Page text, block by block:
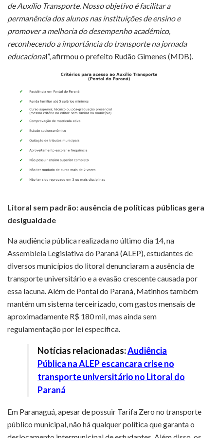
de Auxílio Transporte. Nosso objetivo é facilitar a
permanência dos alunos nas instituições de ensino e
promover a melhoria do desempenho acadêmico,
reconhecendo a importância do transporte na jornada
educacional”, afirmou o prefeito Rudão Gimenes (MDB).
Litoral sem padrão: ausência de políticas públicas gera
desigualdade
Na audiência pública realizada no último dia 14, na
Assembleia Legislativa do Paraná (ALEP), estudantes de
diversos municípios do litoral denunciaram a ausência de
transporte universitário e a evasão crescente causada por
essa lacuna. Além de Pontal do Paraná, Matinhos também
mantém um sistema terceirizado, com gastos mensais de
aproximadamente R$ 180 mil, mas ainda sem
regulamentação por lei específica.
Notícias relacionadas:Audiência
Pública na ALEP escancara crise no
transporte universitário no Litoral do
Paraná
Em Paranaguá, apesar de possuir Tarifa Zero no transporte
público municipal, não há qualquer política que garanta o